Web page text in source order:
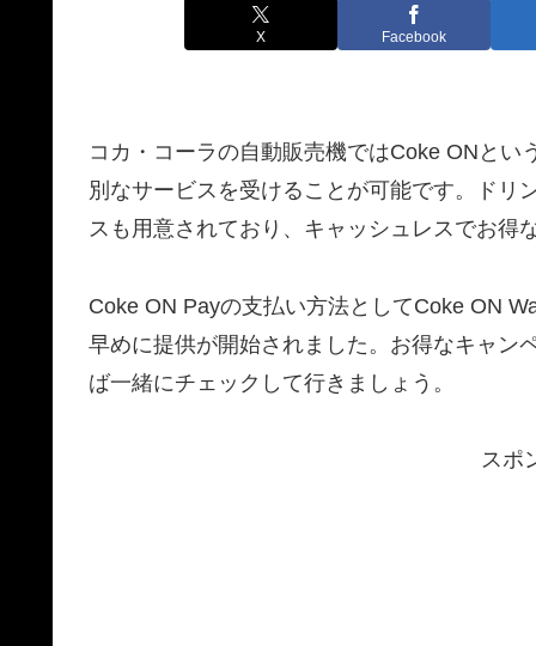
X Facebook
コカ・コーラの自動販売機ではCoke ONと
別なサービスを受けることが可能です。ドリ
スも用意されており、キャッシュレスでお得
Coke ON Payの支払い方法としてCoke ON
早めに提供が開始されました。お得なキャン
ば一緒にチェックして行きましょう。
スポ